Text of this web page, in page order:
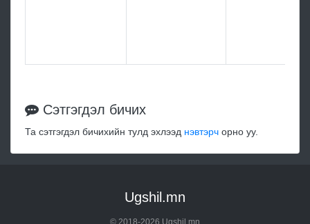
Сэтгэгдэл бичих
Та сэтгэгдэл бичихийн тулд эхлээд нэвтэрч орно уу.
Ugshil.mn